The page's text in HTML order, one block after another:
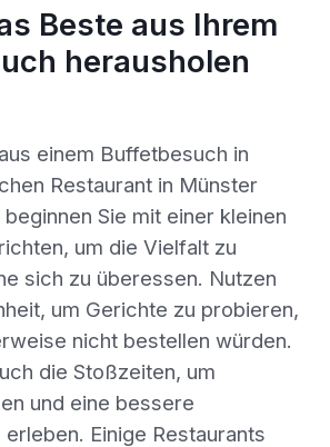
Beste aus Ihrem
herausholen
einem Buffetbesuch in
Restaurant in Münster
Sie mit einer kleinen
um die Vielfalt zu
sich zu überessen. Nutzen
um Gerichte zu probieren,
nicht bestellen würden.
die Stoßzeiten, um
und eine bessere
Einige Restaurants